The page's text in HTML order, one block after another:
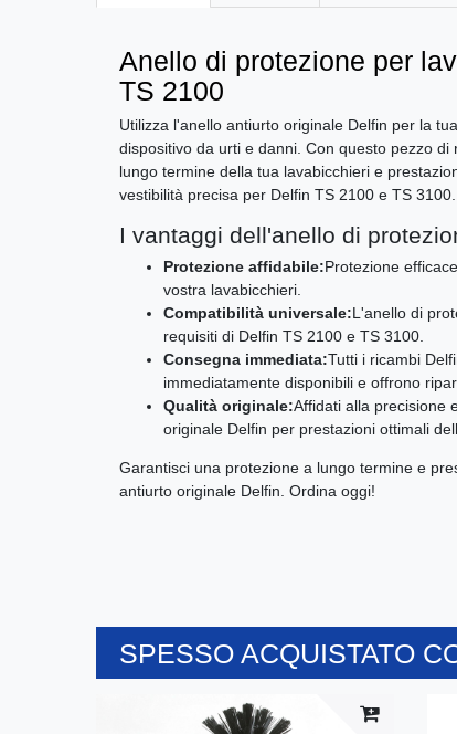
Anello di protezione per
TS 2100
Utilizza l'anello antiurto originale Delfin per la
dispositivo da urti e danni. Con questo pezzo
lungo termine della tua lavabicchieri e
vestibilità precisa per Delfin TS 2100 e TS 3100.
I vantaggi dell'anello di
Protezione affidabile:Protezione
vostra lavabicchieri.
Compatibilità universale:L'anello di
requisiti di Delfin TS 2100 e TS 3100.
Consegna immediata:Tutti i ricambi
immediatamente disponibili e offrono
Qualità originale:Affidati alla precisione
originale Delfin per prestazioni ottimali
Garantisci una protezione a lungo termine e
antiurto originale Delfin. Ordina oggi!
SPESSO ACQUISTATO